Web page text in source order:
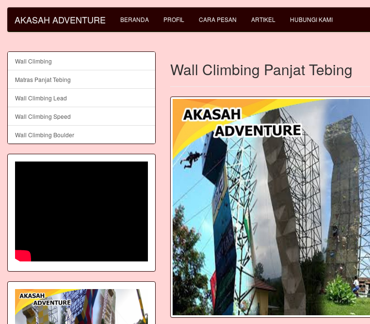
AKASAH ADVENTURE BERANDA PROFIL CARA PESAN ARTIKEL HUBUNGI KAMI
Wall Climbing Panjat Tebing
Wall Climbing
Matras Panjat Tebing
Wall Climbing Lead
Wall Climbing Speed
Wall Climbing Boulder